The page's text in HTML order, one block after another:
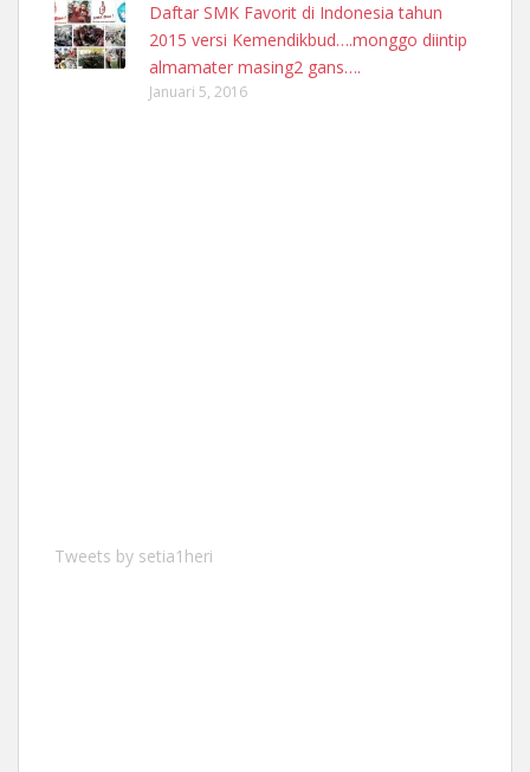
Daftar SMK Favorit di Indonesia tahun
2015 versi Kemendikbud….monggo diintip
almamater masing2 gans….
Januari 5, 2016
Tweets by setia1heri